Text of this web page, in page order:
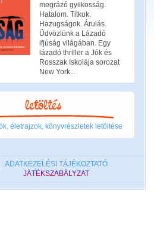
megrázó gyilkosság.
Hatalom. Titkok.
Hazugságok. Árulás.
Üdvözlünk a Lázadó
ifjúság világában. Egy
lázadó thriller a Jók és
Rosszak Iskolája sorozat
New York...
életrajzok, könyvrészletek letöltése
ADATKEZELÉSI TÁJÉKOZTATÓ
JÁTÉKSZABÁLYZAT